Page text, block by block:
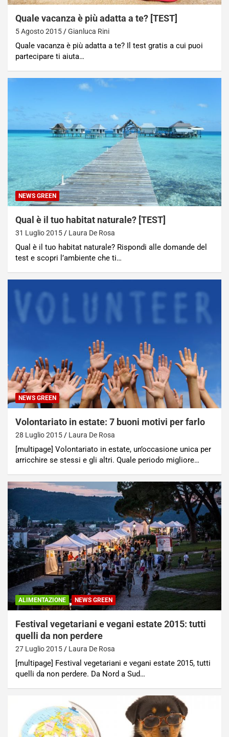
Quale vacanza è più adatta a te? [TEST]
5 Agosto 2015 Gianluca Rini
Quale vacanza è più adatta a te? Il test gratis a cui puoi
partecipare ti aiuta…
NEWS GREEN
Qual è il tuo habitat naturale? [TEST]
31 Luglio 2015 Laura De Rosa
Qual è il tuo habitat naturale? Rispondi alle domande del
test e scopri l’ambiente che ti…
NEWS GREEN
Volontariato in estate: 7 buoni motivi per farlo
28 Luglio 2015 Laura De Rosa
[multipage] Volontariato in estate, un’occasione unica per
arricchire se stessi e gli altri. Quale periodo migliore…
ALIMENTAZIONE NEWS GREEN
Festival vegetariani e vegani estate 2015: tutti
quelli da non perdere
27 Luglio 2015 Laura De Rosa
[multipage] Festival vegetariani e vegani estate 2015, tutti
quelli da non perdere. Da Nord a Sud…